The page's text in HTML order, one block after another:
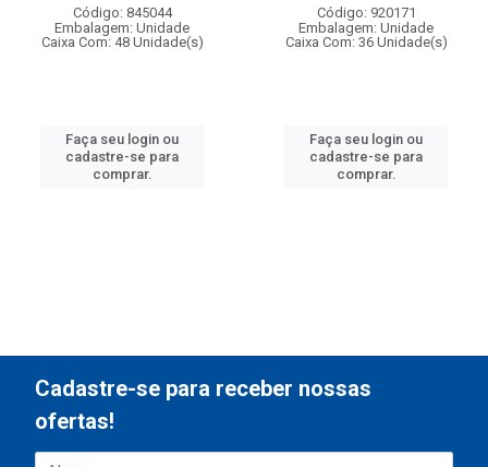
Código: 845044
Embalagem: Unidade
Caixa Com: 48 Unidade(s)
Faça seu login ou
cadastre-se para
comprar.
Código: 920171
Embalagem: Unidade
Caixa Com: 36 Unidade(s)
Faça seu login ou
cadastre-se para
comprar.
Cadastre-se para receber nossas
ofertas!